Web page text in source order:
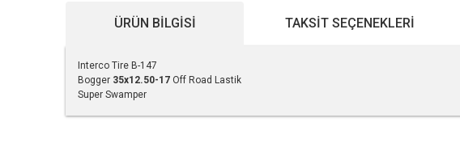
ÜRÜN BILGISI TAKSIT SEÇENEKLERI
Interco Tire B-147
Bogger 35x12.50-17 Off Road Lastik
Super Swamper